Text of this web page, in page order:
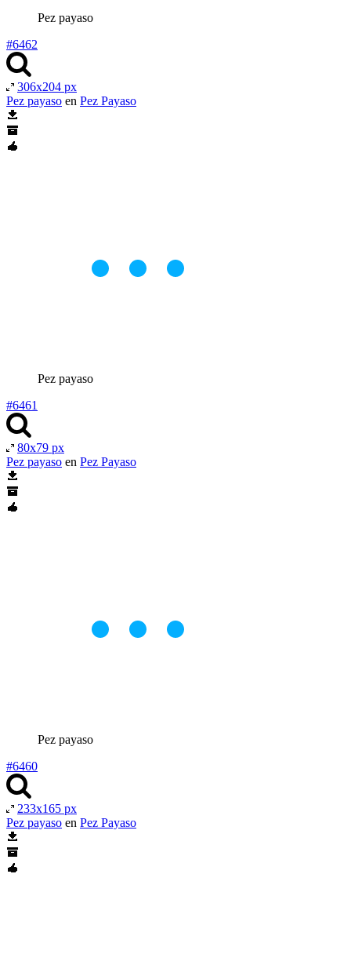
Pez payaso
#6462
306x204 px
Pez payaso en Pez Payaso
Pez payaso
#6461
80x79 px
Pez payaso en Pez Payaso
Pez payaso
#6460
233x165 px
Pez payaso en Pez Payaso